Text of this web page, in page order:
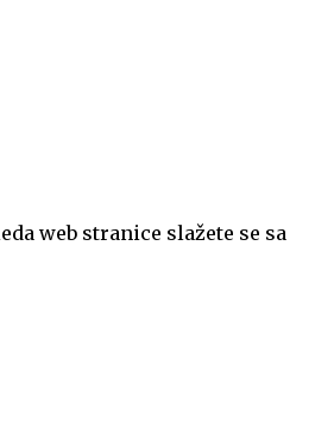
web stranice slažete se sa